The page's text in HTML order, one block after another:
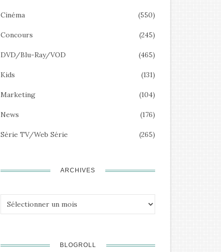
Cinéma (550)
Concours (245)
DVD/Blu-Ray/VOD (465)
Kids (131)
Marketing (104)
News (176)
Série TV/Web Série (265)
ARCHIVES
Archives
BLOGROLL